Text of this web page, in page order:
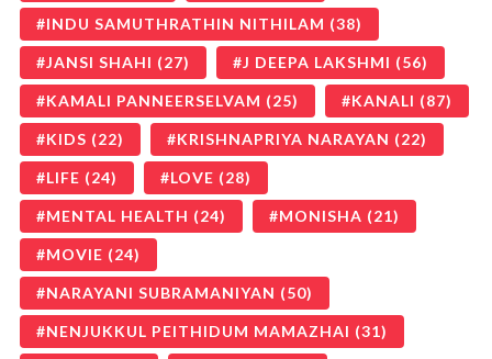
INDU SAMUTHRATHIN NITHILAM (38)
JANSI SHAHI (27) J DEEPA LAKSHMI (56)
KAMALI PANNEERSELVAM (25) KANALI (87)
KIDS (22) KRISHNAPRIYA NARAYAN (22)
LIFE (24) LOVE (28)
MENTAL HEALTH (24) MONISHA (21)
MOVIE (24)
NARAYANI SUBRAMANIYAN (50)
NENJUKKUL PEITHIDUM MAMAZHAI (31)